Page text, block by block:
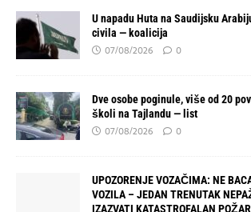
U napadu Huta na Saudijsku
civila — koalicija
07/08/2026 0
Dve osobe poginule, više od 20
školi na Tajlandu — list
07/08/2026 0
UPOZORENJE VOZAČIMA: NE
VOZILA – JEDAN TRENUTAK
IZAZVATI KATASTROFALAN POŽAR